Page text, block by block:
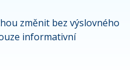
změnit bez výslovného
informativní